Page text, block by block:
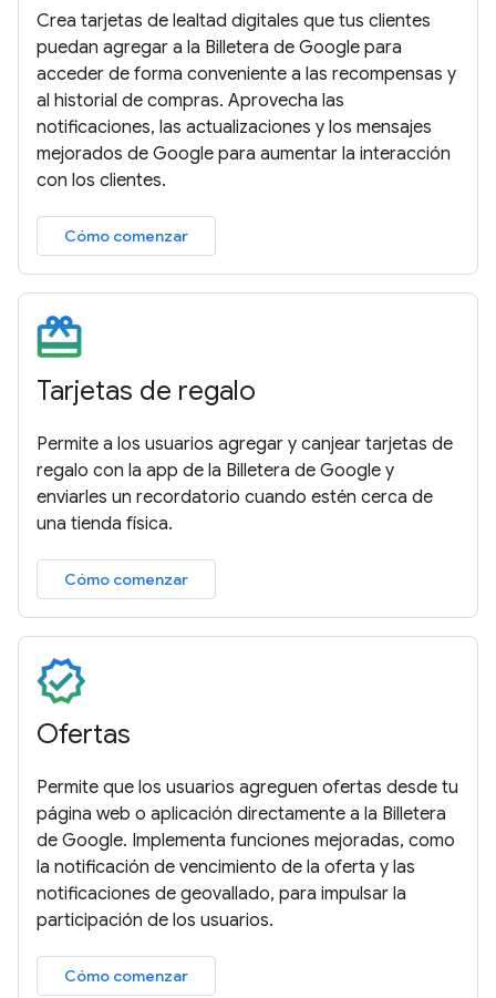
Crea tarjetas de lealtad digitales que tus clientes
puedan agregar a la Billetera de Google para
acceder de forma conveniente a las recompensas y
al historial de compras. Aprovecha las
notificaciones, las actualizaciones y los mensajes
mejorados de Google para aumentar la interacción
con los clientes.
Cómo comenzar
Tarjetas de regalo
Permite a los usuarios agregar y canjear tarjetas de
regalo con la app de la Billetera de Google y
enviarles un recordatorio cuando estén cerca de
una tienda física.
Cómo comenzar
Ofertas
Permite que los usuarios agreguen ofertas desde tu
página web o aplicación directamente a la Billetera
de Google. Implementa funciones mejoradas, como
la notificación de vencimiento de la oferta y las
notificaciones de geovallado, para impulsar la
participación de los usuarios.
Cómo comenzar